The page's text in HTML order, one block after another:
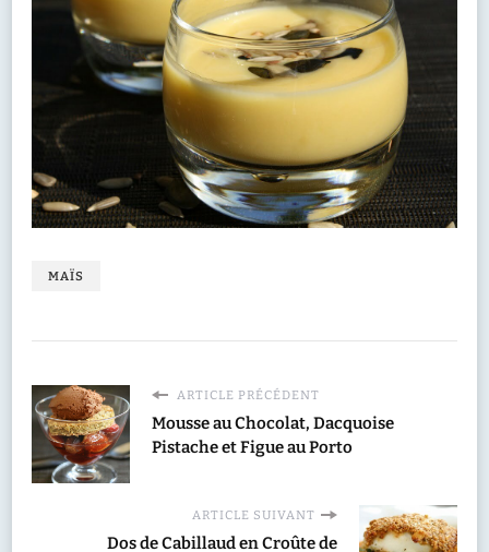
MAÏS
ARTICLE PRÉCÉDENT
Mousse au Chocolat, Dacquoise
Pistache et Figue au Porto
ARTICLE SUIVANT
Dos de Cabillaud en Croûte de